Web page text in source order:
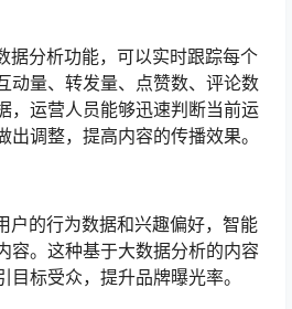
据分析功能，可以实时跟踪每个
动量、转发量、点赞数、评论数
，运营人员能够迅速判断当前运
调整，提高内容的传播效果。
户的行为数据和兴趣偏好，智能
容。这种基于大数据分析的内容
标受众，提升品牌曝光率。